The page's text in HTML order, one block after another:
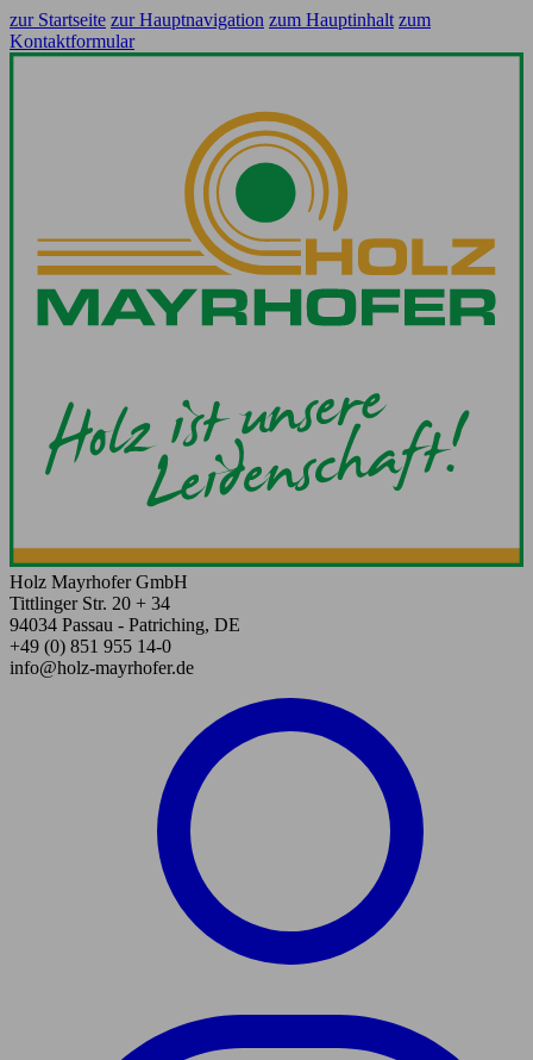
zur Startseite zur Hauptnavigation zum Hauptinhalt zum
Kontaktformular
Holz Mayrhofer GmbH
Tittlinger Str. 20 + 34
94034 Passau - Patriching, DE
+49 (0) 851 955 14-0
info@holz-mayrhofer.de